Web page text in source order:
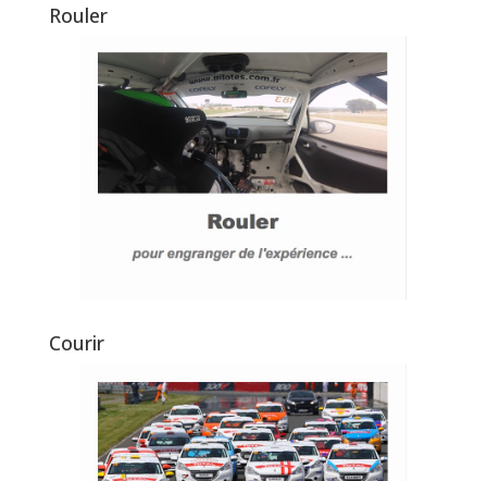
Rouler
Courir